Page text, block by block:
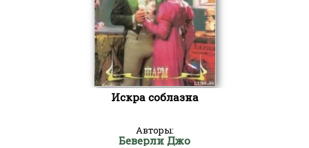
Искра соблазна
Авторы:
Беверли Джо